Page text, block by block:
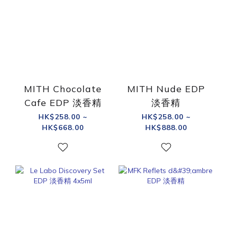
MITH Chocolate
Cafe EDP 淡香精
HK$258.00 ~
HK$668.00
MITH Nude EDP
淡香精
HK$258.00 ~
HK$888.00